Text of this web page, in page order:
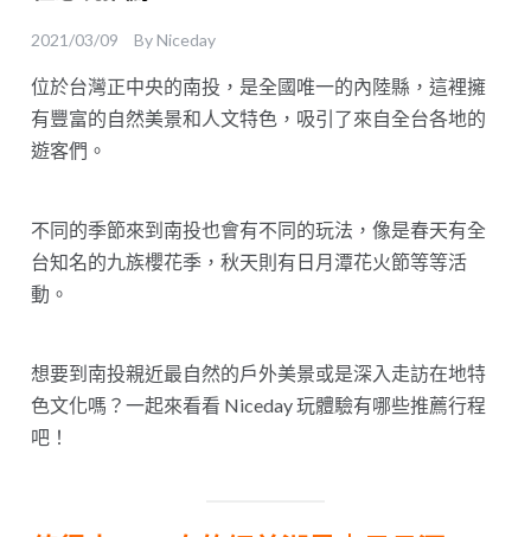
2021/03/09 ByNiceday
位於台灣正中央的南投，是全國唯一的內陸縣，這裡擁
有豐富的自然美景和人文特色，吸引了來自全台各地的
遊客們。
不同的季節來到南投也會有不同的玩法，像是春天有全
台知名的九族櫻花季，秋天則有日月潭花火節等等活
動。
想要到南投親近最自然的戶外美景或是深入走訪在地特
色文化嗎？一起來看看 Niceday 玩體驗有哪些推薦行程
吧！